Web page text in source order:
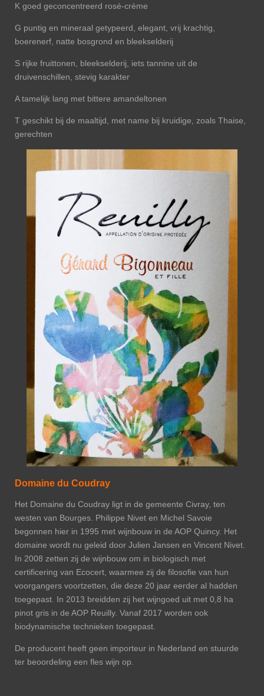
K goed geconcentreerd rosé-crème
G puntig en mineraal getypeerd, elegant, vrij krachtig,
boerenerf, natte bosgrond en bleekselderij
S rijke fruittonen, bleekselderij, iets tannine uit de
druivenschillen, stevig karakter
A tamelijk lang met bittere amandeltonen
T geschikt bij de maaltijd, met name bij kruidige, zoals Thaise,
gerechten
Domaine du Coudray
Het Domaine du Coudray ligt in de gemeente Civray, ten
westen van Bourges. Philippe Nivet en Michel Savoie
begonnen hier in 1995 met wijnbouw in de AOP Quincy. Het
domaine wordt nu geleid door Julien Jansen en Vincent Nivet.
In 2008 zetten zij de wijnbouw om in biologisch met
certificering van Ecocert, waarmee zij de filosofie van hun
voorgangers voortzetten, die deze 20 jaar eerder al hadden
toegepast. In 2013 breidden zij het wijngoed uit met 0,8 ha
pinot gris in de AOP Reuilly. Vanaf 2017 worden ook
biodynamische technieken toegepast.
De producent heeft geen importeur in Nederland en stuurde
ter beoordeling een fles wijn op.